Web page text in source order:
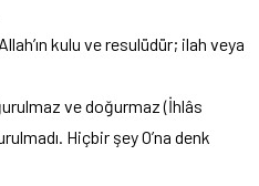
kulu ve resulüdür; ilah veya
ve doğurmaz (İhlâs
Hiçbir şey O’na denk